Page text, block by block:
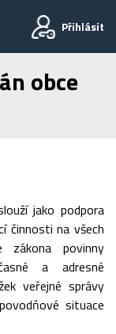
Přihlásit
obce
jako podpora
činnosti na všech
zákona povinny
a adresné
veřejné správy
situace